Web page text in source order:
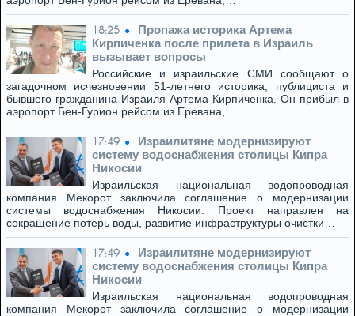
18:25
Пропажа историка Артема
Кирпиченка после прилета в Израиль
вызывает вопросы
Российские и израильские СМИ сообщают о
загадочном исчезновении 51-летнего историка, публициста и
бывшего гражданина Израиля Артема Кирпиченка. Он прибыл в
аэропорт Бен-Гурион рейсом из Еревана,…
17:49
Израилитяне модернизируют
систему водоснабжения столицы Кипра
Никосии
Израильская национальная водопроводная
компания Мекорот заключила соглашение о модернизации
системы водоснабжения Никосии. Проект направлен на
сокращение потерь воды, развитие инфраструктуры очистки…
17:49
Израилитяне модернизируют
систему водоснабжения столицы Кипра
Никосии
Израильская национальная водопроводная
компания Мекорот заключила соглашение о модернизации